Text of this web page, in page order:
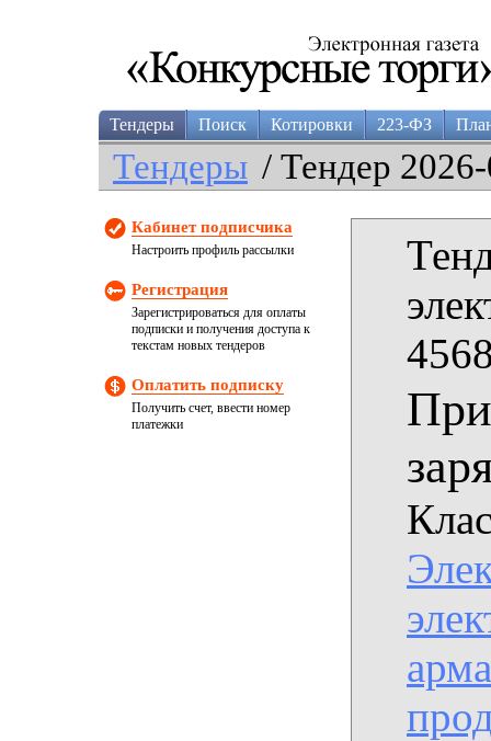
Тендеры Поиск Котировки 223-ФЗ
Тендеры / Тендер
Кабинет подписчика
Настроить профиль рассылки
Регистрация
Зарегистрироваться для оплаты
подписки и получения доступа к
текстам новых тендеров
Оплатить подписку
Получить счет, ввести номер
платежки